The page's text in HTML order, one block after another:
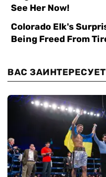
ВАС ЗАИНТЕРЕСУЕТ